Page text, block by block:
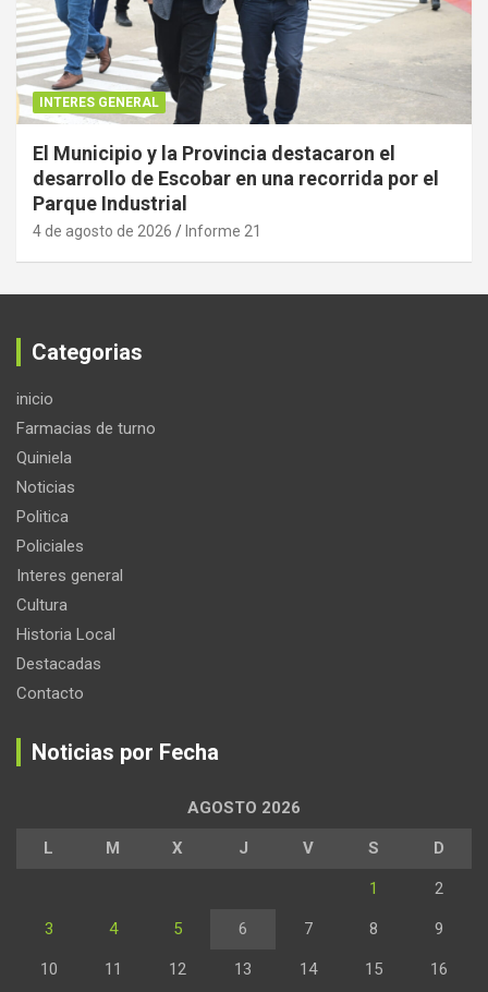
INTERES GENERAL
El Municipio y la Provincia destacaron el
desarrollo de Escobar en una recorrida por el
Parque Industrial
4 de agosto de 2026 Informe 21
Categorias
inicio
Farmacias de turno
Quiniela
Noticias
Politica
Policiales
Interes general
Cultura
Historia Local
Destacadas
Contacto
Noticias por Fecha
AGOSTO 2026
L M X J V S D
1 2
3 4 5 6 7 8 9
10 11 12 13 14 15 16